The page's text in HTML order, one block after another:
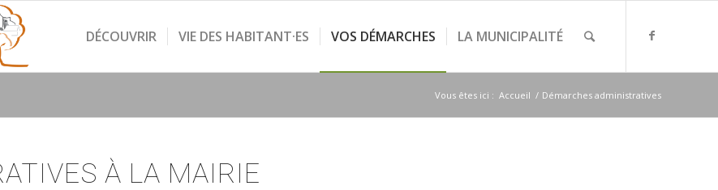
DÉCOUVRIR VIE DES HABITANT·ES VOS DÉMARCHES LA MUNICIPALITÉ
Vous êtes ici : Accueil / Démarches administratives
À LA MAIRIE